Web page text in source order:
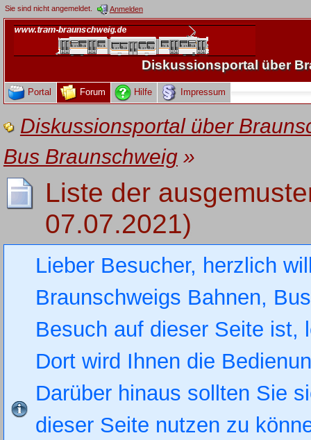
Sie sind nicht angemeldet. Anmelden
Diskussionsportal über
Portal Forum Hilfe Impressum
Diskussionsportal über
Bus Braunschweig»
Liste der
07.07.2021)
Lieber Besucher, herzlich
Braunschweigs Bahnen,
Besuch auf dieser Seite
Dort wird Ihnen die
Darüber hinaus sollten Sie
dieser Seite nutzen zu